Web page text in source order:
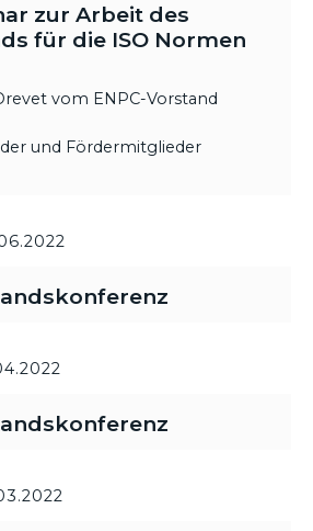
zur Arbeit des
für die ISO Normen
vom ENPC-Vorstand
und Fördermitglieder